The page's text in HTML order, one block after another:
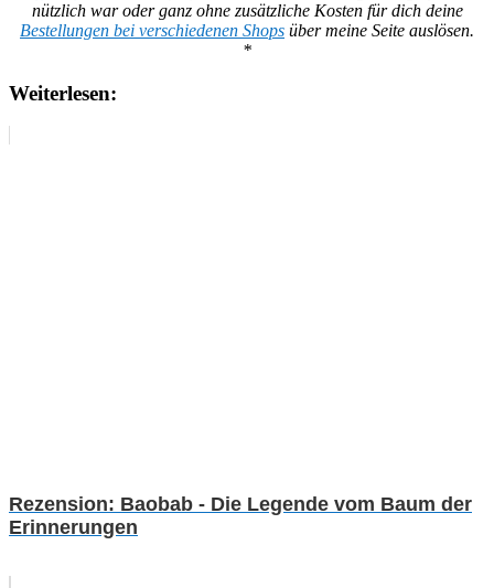
nützlich war oder ganz ohne zusätzliche Kosten für dich deine
Bestellungen bei verschiedenen Shops über meine Seite auslösen.
*
Weiterlesen:
Rezension: Baobab - Die Legende vom Baum der
Erinnerungen